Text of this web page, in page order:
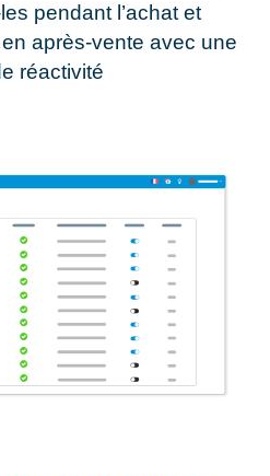
pendant l’achat et
après-vente avec une
réactivité